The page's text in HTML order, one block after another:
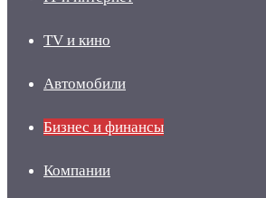
TV и кино
Автомобили
Бизнес и финансы
Компании